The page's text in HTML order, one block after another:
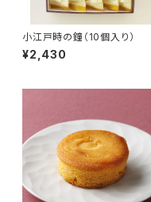
小江戸時の鐘（10個入り）
¥2,430